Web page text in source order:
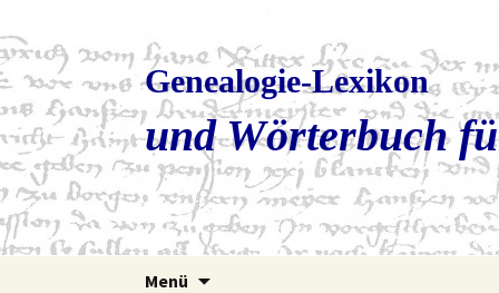
Genealogie-Lexikon
und Wörterbuch
Menü